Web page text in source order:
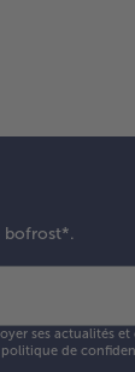
bofrost*.
ses actualités
politique de